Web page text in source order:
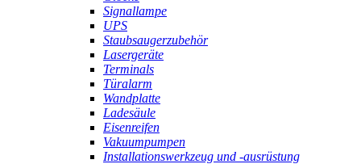
Signallampe
UPS
Staubsaugerzubehör
Lasergeräte
Terminals
Türalarm
Wandplatte
Ladesäule
Eisenreifen
Vakuumpumpen
Installationswerkzeug und -ausrüstung